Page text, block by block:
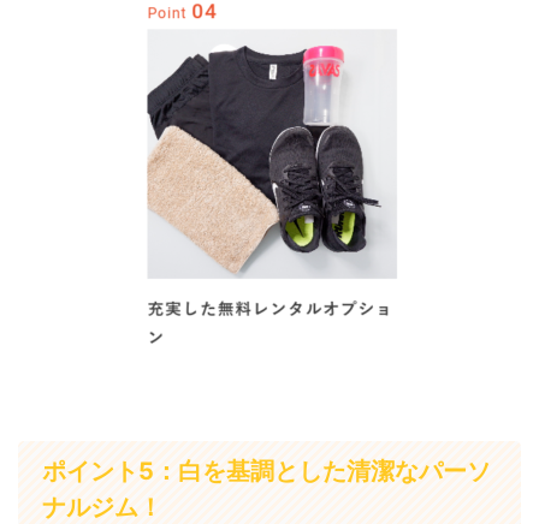
ポイント5：白を基調とした清潔なパーソ
ナルジム！